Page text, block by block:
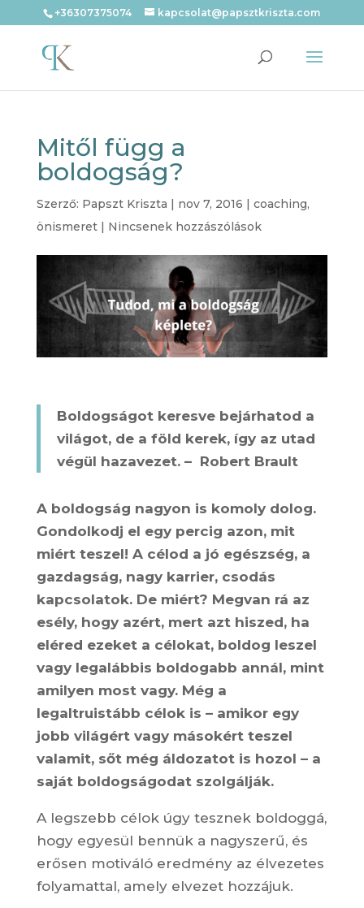
+36307375074 kapcsolat@papsztkriszta.com
Mitől függ a
boldogság?
Szerző: Papszt Kriszta | nov 7, 2016 | coaching,
önismeret| Nincsenek hozzászólások
Boldogságot keresve bejárhatod a
világot, de a föld kerek, így az utad
végül hazavezet. – Robert Brault
A boldogság nagyon is komoly dolog.
Gondolkodj el egy percig azon, mit
miért teszel! A célod a jó egészség, a
gazdagság, nagy karrier, csodás
kapcsolatok. De miért? Megvan rá az
esély, hogy azért, mert azt hiszed, ha
eléred ezeket a célokat, boldog leszel
vagy legalábbis boldogabb annál, mint
amilyen most vagy. Még a
legaltruistább célok is – amikor egy
jobb világért vagy másokért teszel
valamit, sőt még áldozatot is hozol – a
saját boldogságodat szolgálják.
A legszebb célok úgy tesznek boldoggá,
hogy egyesül bennük a nagyszerű, és
erősen motiváló eredmény az élvezetes
folyamattal, amely elvezet hozzájuk.